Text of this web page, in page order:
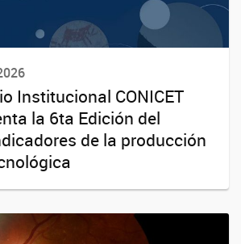
Institucional CONICET
la 6ta Edición del
de la producción